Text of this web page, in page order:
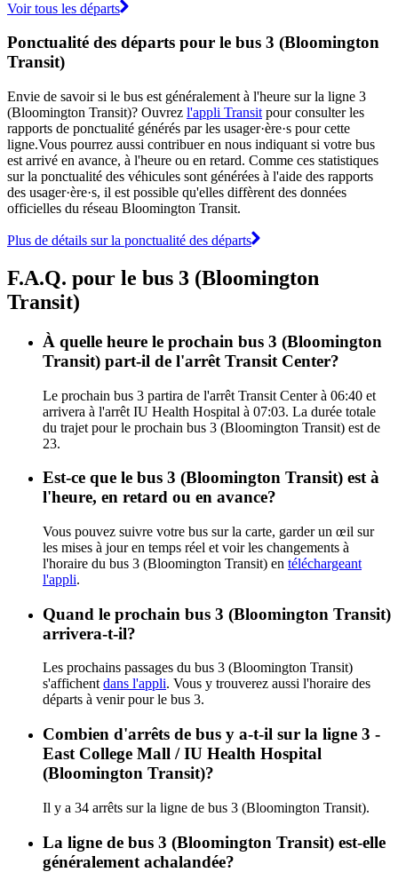
Voir tous les départs
Ponctualité des départs pour le bus 3 (Bloomington
Transit)
Envie de savoir si le bus est généralement à l'heure sur la ligne 3
(Bloomington Transit)? Ouvrez l'appli Transit pour consulter les
rapports de ponctualité générés par les usager·ère·s pour cette
ligne.Vous pourrez aussi contribuer en nous indiquant si votre bus
est arrivé en avance, à l'heure ou en retard. Comme ces statistiques
sur la ponctualité des véhicules sont générées à l'aide des rapports
des usager·ère·s, il est possible qu'elles diffèrent des données
officielles du réseau Bloomington Transit.
Plus de détails sur la ponctualité des départs
F.A.Q. pour le bus 3 (Bloomington
Transit)
À quelle heure le prochain bus 3 (Bloomington
Transit) part-il de l'arrêt Transit Center?
Le prochain bus 3 partira de l'arrêt Transit Center à 06:40 et
arrivera à l'arrêt IU Health Hospital à 07:03. La durée totale
du trajet pour le prochain bus 3 (Bloomington Transit) est de
23.
Est-ce que le bus 3 (Bloomington Transit) est à
l'heure, en retard ou en avance?
Vous pouvez suivre votre bus sur la carte, garder un œil sur
les mises à jour en temps réel et voir les changements à
l'horaire du bus 3 (Bloomington Transit) en téléchargeant
l'appli.
Quand le prochain bus 3 (Bloomington Transit)
arrivera-t-il?
Les prochains passages du bus 3 (Bloomington Transit)
s'affichent dans l'appli. Vous y trouverez aussi l'horaire des
départs à venir pour le bus 3.
Combien d'arrêts de bus y a-t-il sur la ligne 3 -
East College Mall / IU Health Hospital
(Bloomington Transit)?
Il y a 34 arrêts sur la ligne de bus 3 (Bloomington Transit).
La ligne de bus 3 (Bloomington Transit) est-elle
généralement achalandée?